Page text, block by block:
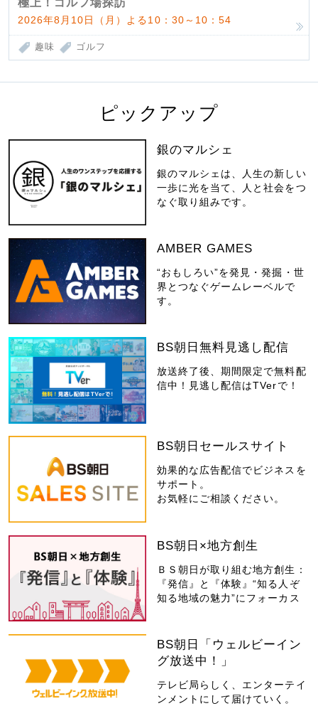
2026年8月10日（月）よる10：30～10：54
趣味 ゴルフ
ピックアップ
銀のマルシェ
銀のマルシェは、人生の新しい
一歩に光を当て、人と社会をつ
なぐ取り組みです。
AMBER GAMES
“おもしろい”を発見・発掘・世
界とつなぐゲームレーベルで
す。
BS朝日無料見逃し配信
放送終了後、期間限定で無料配
信中！見逃し配信はTVerで！
BS朝日セールスサイト
効果的な広告配信でビジネスを
サポート。
お気軽にご相談ください。
BS朝日×地方創生
ＢＳ朝日が取り組む地方創生：
『発信』と『体験』“知る人ぞ
知る地域の魅力”にフォーカス
BS朝日「ウェルビーイン
グ放送中！」
テレビ局らしく、エンターテイ
ンメントにして届けていく。